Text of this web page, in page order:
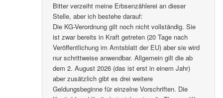
Bitter verzeiht meine Erbsenzählerei an dieser
Stelle, aber ich bestehe darauf:
Die KG-Verordnung gilt noch nicht vollständig. Sie
ist zwar bereits in Kraft getreten (20 Tage nach
Veröffentlichung im Amtsblatt der EU) aber sie wird
nur schrittweise anwendbar. Allgemein gilt die ab
dem 2. August 2026 (das ist erst in einem Jahr)
aber zusätzlich gibt es drei weitere
Geldungsbeginne für einzelne Vorschriften. Die